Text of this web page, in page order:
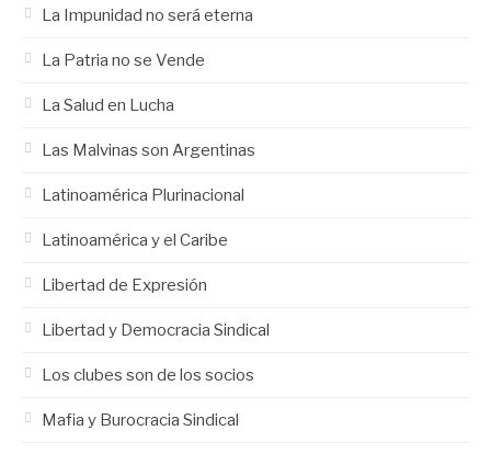
La Impunidad no será eterna
La Patria no se Vende
La Salud en Lucha
Las Malvinas son Argentinas
Latinoamérica Plurinacional
Latinoamérica y el Caribe
Libertad de Expresión
Libertad y Democracia Sindical
Los clubes son de los socios
Mafia y Burocracia Sindical